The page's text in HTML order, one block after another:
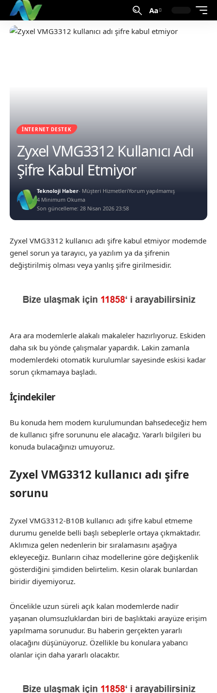
Aa
İNTERNET DESTEK
Zyxel VMG3312 Kullanıcı Adı
Şifre Kabul Etmiyor
Son güncelleme: 28 Nisan 2026 23:58
Teknoloji Haber- Müşteri HizmetleriYorum yapılmamış
4 Minimum Okuma
Zyxel VMG3312 kullanıcı adı şifre kabul etmiyor modemde
genel sorun ya tarayıcı, ya yazılım ya da şifrenin
değiştirilmiş olması veya yanlış şifre girilmesidir.
Ara ara modemlerle alakalı makaleler hazırlıyoruz. Eskiden
daha sık bu yönde çalışmalar yapardık. Lakin zamanla
modemlerdeki otomatik kurulumlar sayesinde eskisi kadar
sorun çıkmamaya başladı.
İçindekiler
Bu konuda hem modem kurulumundan bahsedeceğiz hem
de kullanıcı şifre sorununu ele alacağız. Yararlı bilgileri bu
konuda bulacağınızı umuyoruz.
Zyxel VMG3312 kullanıcı adı şifre
sorunu
Zyxel VMG3312-B10B kullanıcı adı şifre kabul etmeme
durumu genelde belli başlı sebeplerle ortaya çıkmaktadır.
Aklımıza gelen nedenlerin bir sıralamasını aşağıya
ekleyeceğiz. Bunların cihaz modellerine göre değişkenlik
gösterdiğini şimdiden belirtelim. Kesin olarak bunlardan
biridir diyemiyoruz.
Öncelikle uzun süreli açık kalan modemlerde nadir
yaşanan olumsuzluklardan biri de başlıktaki arayüze erişim
yapılmama sorunudur. Bu haberin gerçekten yararlı
olacağını düşünüyoruz. Özellikle bu konulara yabancı
olanlar için daha yararlı olacaktır.